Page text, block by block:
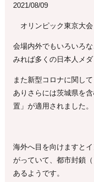
2021/08/09
オリンピック東京大会
会場内外でもいろいろ
みれば多くの日本人メ
また新型コロナに関し
ありさらには茨城県を
置」が適用されました。
海外へ目を向けますと
がっていて、都市封鎖
あるようです。